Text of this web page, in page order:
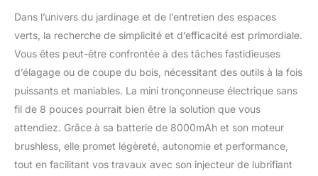
Dans l’univers du jardinage et de l’entretien des espaces
verts, la recherche de simplicité et d’efficacité est primordiale.
Vous êtes peut-être confrontée à des tâches fastidieuses
d’élagage ou de coupe du bois, nécessitant des outils à la fois
puissants et maniables. La mini tronçonneuse électrique sans
fil de 8 pouces pourrait bien être la solution que vous
attendiez. Grâce à sa batterie de 8000mAh et son moteur
brushless, elle promet légèreté, autonomie et performance,
tout en facilitant vos travaux avec son injecteur de lubrifiant